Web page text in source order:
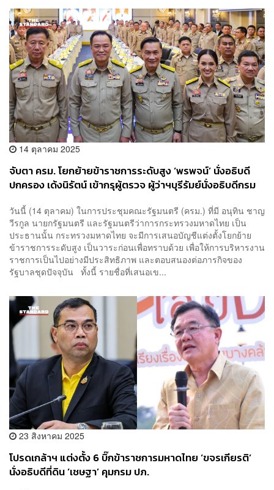
14 ตุลาคม 2025
จับตา ครม. โยกย้ายข้าราชการระดับสูง ‘พรพจน์’ นั่งอธิบดี
ปกครอง เด้งนิรัตน์ เข้ากรุผู้ตรวจ ผู้ว่าฯบุรีรัมย์นั่งอธิบดีกรม
วันนี้ (14 ตุลาคม) ในการประชุมคณะรัฐมนตรี (ครม.) ที่มี อนุทิน ชาญ
วีรกูล นายกรัฐมนตรี และรัฐมนตรีว่าการกระทรวงมหาดไทย เป็น
ประธานนั้น กระทรวงมหาดไทย จะมีการเสนอบัญชีแต่งตั้งโยกย้าย
ข้าราชการระดับสูง เป็นวาระก่อนเพื่อทราบด้วย เพื่อให้การบริหารงาน
ราชการเป็นไปอย่างมีประสิทธิภาพ และตอบสนองต่อภารกิจของ
รัฐบาลชุดปัจจุบัน ทั้งนี้ รายชื่อที่เสนอเข...
23 สิงหาคม 2025
โปรดเกล้าฯ แต่งตั้ง 6 บิ๊กข้าราชการมหาดไทย ‘ขจรเกียรติ’
นั่งอธิบดีที่ดิน ‘เชษฐา’ คุมกรม ปภ.